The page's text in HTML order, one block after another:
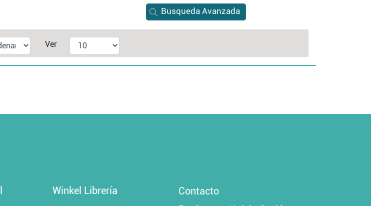
Ver
Busqueda Avanzada
Winkel Librería
Contacto